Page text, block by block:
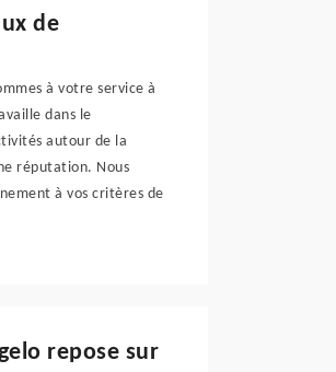
de
à votre service à
dans le
autour de la
réputation. Nous
à vos critères de
repose sur